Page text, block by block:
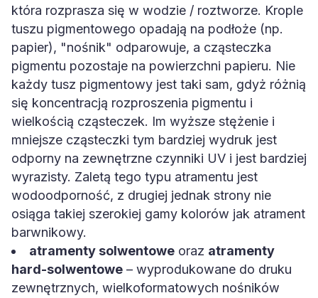
która rozprasza się w wodzie / roztworze. Krople
tuszu pigmentowego opadają na podłoże (np.
papier), "nośnik" odparowuje, a cząsteczka
pigmentu pozostaje na powierzchni papieru. Nie
każdy tusz pigmentowy jest taki sam, gdyż różnią
się koncentracją rozproszenia pigmentu i
wielkością cząsteczek. Im wyższe stężenie i
mniejsze cząsteczki tym bardziej wydruk jest
odporny na zewnętrzne czynniki UV i jest bardziej
wyrazisty. Zaletą tego typu atramentu jest
wodoodporność, z drugiej jednak strony nie
osiąga takiej szerokiej gamy kolorów jak atrament
barwnikowy.
atramenty solwentowe oraz atramenty
hard-solwentowe – wyprodukowane do druku
zewnętrznych, wielkoformatowych nośników